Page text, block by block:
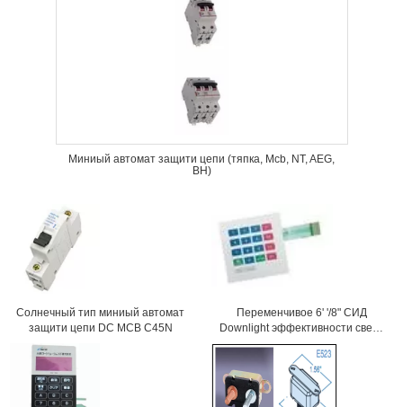
Миниый автомат защити цепи (тяпка, Mcb, NT, AEG,
BH)
Солнечный тип миниый автомат
защити цепи DC MCB C45N
Переменчивое 6' '/8" СИД
Downlight эффективности света
кольца 18W 100lm/W с Samsung
откалывает 84Ra